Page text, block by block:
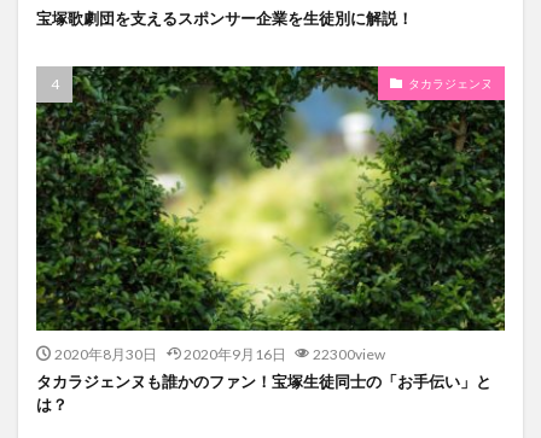
宝塚歌劇団を支えるスポンサー企業を生徒別に解説！
タカラジェンヌ
2020年8月30日 2020年9月16日 22300view
タカラジェンヌも誰かのファン！宝塚生徒同士の「お手伝い」と
は？